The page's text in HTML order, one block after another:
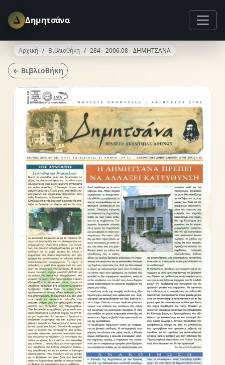
Δ Δημητσάνα
Αρχική Βιβλιοθήκη 284 - 2006.08 - ΔΗΜΗΤΣΑΝΑ
← Βιβλιοθήκη